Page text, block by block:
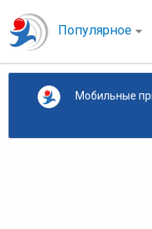
Популярное
Мобильные